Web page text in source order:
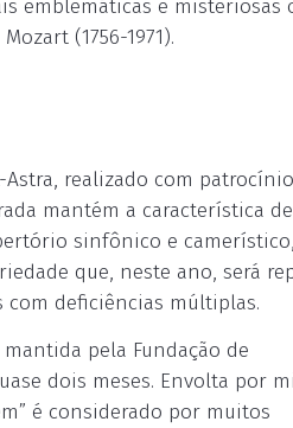
emblemáticas e misteriosas
(1756-1971).
Astra, realizado com
mantém a característica de
sinfônico e
que, neste ano, será
com deficiências múltiplas.
pela Fundação de
dois meses. Envolta por
é considerado por muitos